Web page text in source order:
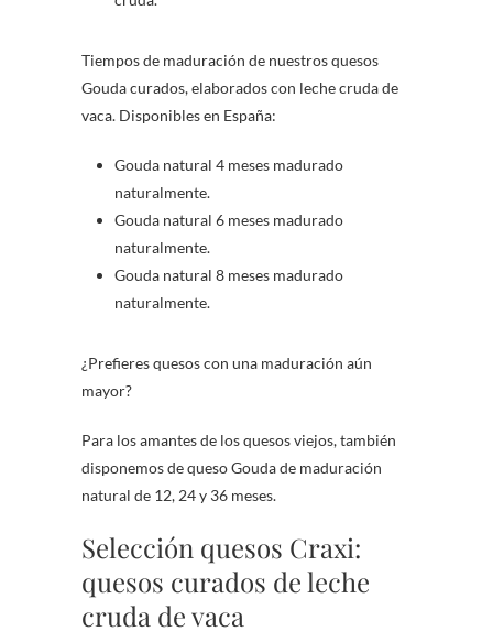
Tiempos de maduración de nuestros quesos
Gouda curados, elaborados con leche cruda de
vaca. Disponibles en España:
Gouda natural 4 meses madurado
naturalmente.
Gouda natural 6 meses madurado
naturalmente.
Gouda natural 8 meses madurado
naturalmente.
¿Prefieres quesos con una maduración aún
mayor?
Para los amantes de los quesos viejos, también
disponemos de queso Gouda de maduración
natural de 12, 24 y 36 meses.
Selección quesos Craxi:
quesos curados de leche
cruda de vaca